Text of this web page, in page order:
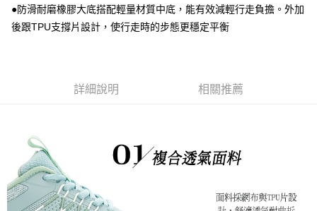
●防滑耐磨橡膠大底搭配輕量材質中底，能有效減輕行走負擔。外加
後跟TPU支撐片設計，使行走時的步態更穩定平衡
詳細說明 相關推薦